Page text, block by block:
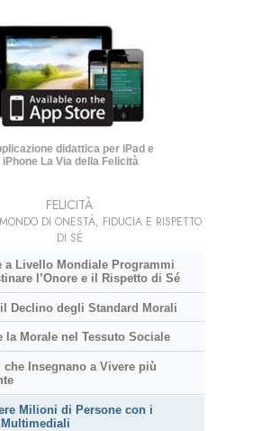
didattica per iPad e
iPhone La Via della Felicità
FELICITÀ
DI ONESTÀ, FIDUCIA E RISPETTO
DI SÉ
a Livello Mondiale Programmi
l’Onore e il Rispetto di Sé
Declino degli Standard Morali
la Morale nel Tessuto Sociale
che Insegnano a Vivere più
Milioni di Persone con i